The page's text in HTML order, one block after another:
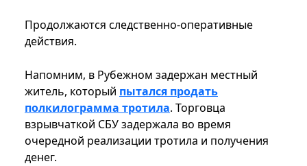
Продолжаются следственно-оперативные
действия.
Напомним, в Рубежном задержан местный
житель, который пытался продать
полкилограмма тротила. Торговца
взрывчаткой СБУ задержала во время
очередной реализации тротила и получения
денег.